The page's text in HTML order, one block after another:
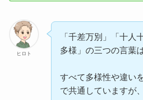
や例文もくわしく学ぼう
ヒロト
「千差万別」「十人
多様」の三つの言葉は
すべて多様性や違い
で共通していますが、